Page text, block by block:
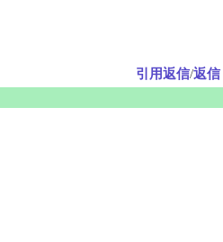
引用返信/返信